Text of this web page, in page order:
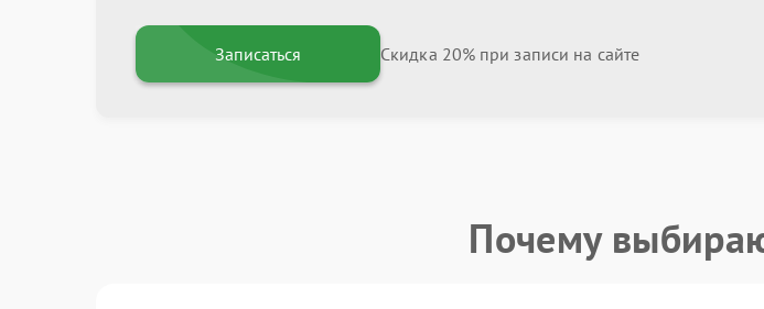
Записаться Скидка 20% при записи на сайте
Почему